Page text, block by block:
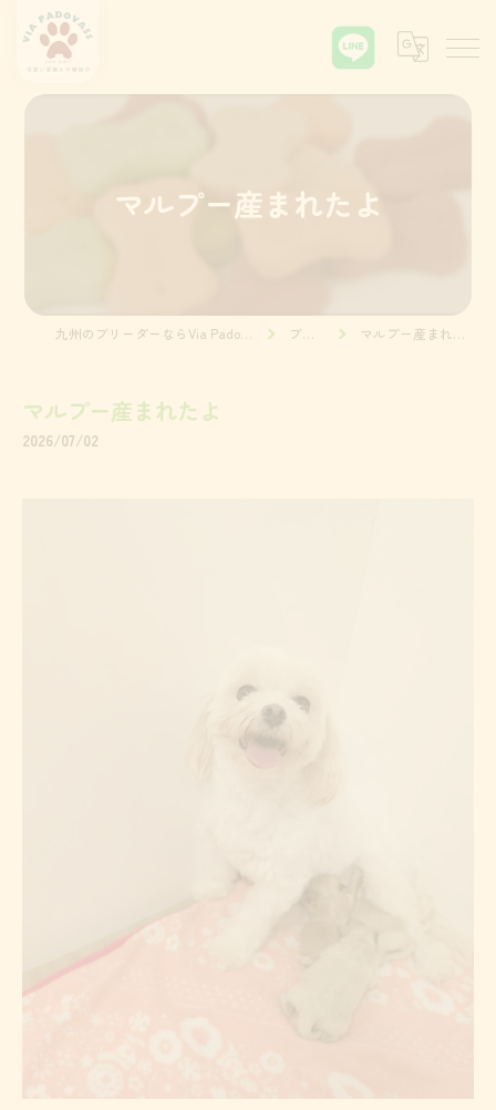
マルプー産まれたよ
ブログ マルプー産まれたよ
マルプー産まれたよ
2026/07/02